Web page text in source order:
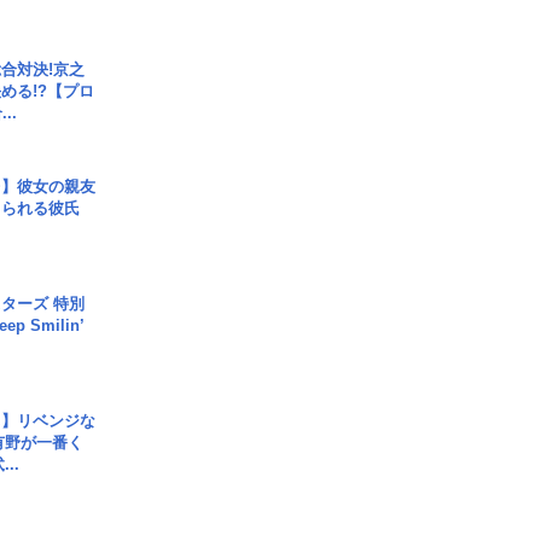
対決!京之
る!?【プロ
】彼女の親友
れる彼氏
ーズ 特別
Smilin’
】リベンジな
が一番く
...